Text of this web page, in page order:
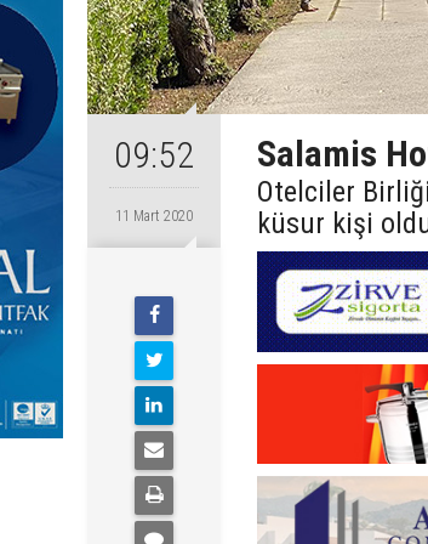
09:52
11 Mart 2020
Salamis
Otelciler
küsur kişi